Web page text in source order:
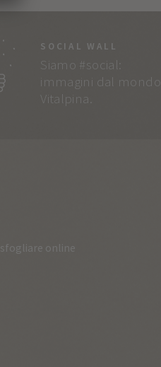
SOCIAL WALL
Siamo #social:
immagini dal mondo
Vitalpina.
online